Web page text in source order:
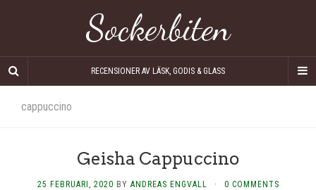
Sockerbiten
RECENSIONER AV LÄSK, GODIS & GLASS
cappuccino
Geisha Cappuccino
25 FEBRUARI, 2020 BY ANDREAS ENGVALL · 0 COMMENTS